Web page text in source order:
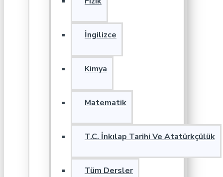
İngilizce
Kimya
Matematik
T.C. İnkılap Tarihi Ve Atatürkçülük
Tüm Dersler